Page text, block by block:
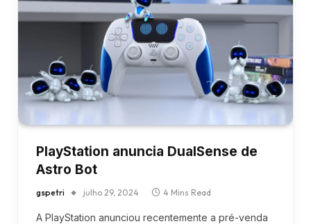
PlayStation anuncia DualSense de
Astro Bot
gspetri julho 29, 2024 4 Mins Read
A PlayStation anunciou recentemente a pré-venda